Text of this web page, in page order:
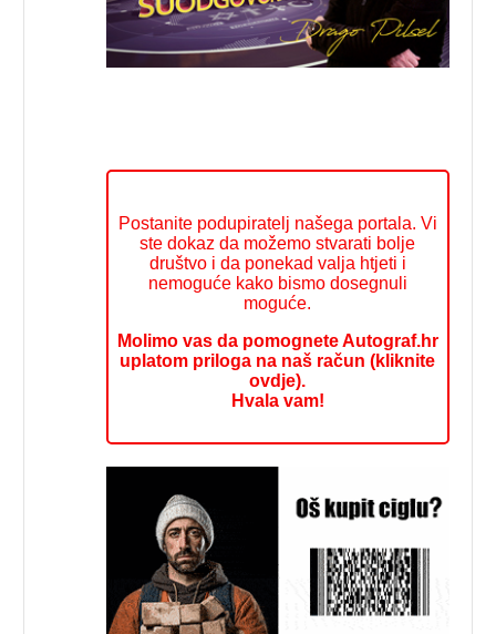
Postanite podupiratelj našega portala. Vi
ste dokaz da možemo stvarati bolje
društvo i da ponekad valja htjeti i
nemoguće kako bismo dosegnuli
moguće.
Molimo vas da pomognete Autograf.hr
uplatom priloga na naš račun (kliknite
ovdje).
Hvala vam!